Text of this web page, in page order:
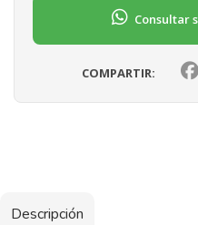
Consultar
COMPARTIR:
Descripción